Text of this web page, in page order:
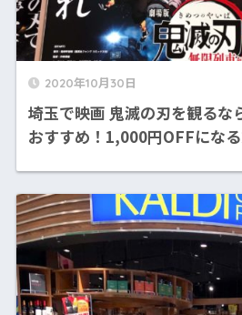
2020年10月30日
埼玉で映画 鬼滅の刃を観るな
おすすめ！1,000円OFFにな